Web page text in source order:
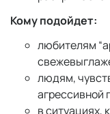
Кому подойдет:
любителям
людям,
в ситуациях,